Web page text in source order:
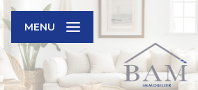
MENU